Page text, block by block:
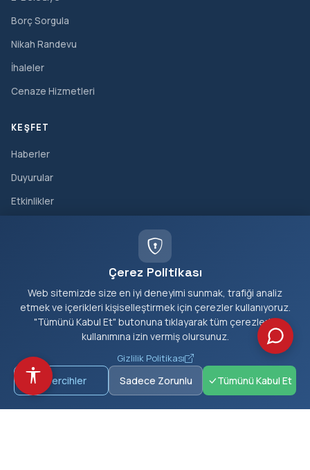
Çerez Politikası
Web sitemizde size en iyi deneyimi sunmak, trafiği analiz
etmek ve içerikleri kişiselleştirmek için çerezler kullanıyoruz.
"Tümünü Kabul Et" butonuna tıklayarak tüm çerezlerin
kullanımına izin vermiş olursunuz.
Gizlilik Politikası
Tercihler Sadece Zorunlu Tümünü Kabul Et
Borç Sorgula
Nikah Randevu
İhaleler
Cenaze Hizmetleri
KEŞFET
Haberler
Duyurular
Etkinlikler
İLETIŞIM
Cumhuriyet Mahallesi, Belediye Caddesi No:1, Kiraz/İzmir
(0232) 572 30 20
(0232) 572 32 74
(0232) 572 36 23 (Faks)